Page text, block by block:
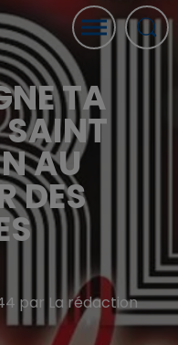
TA
SAINT
AU
DES
par La rédaction